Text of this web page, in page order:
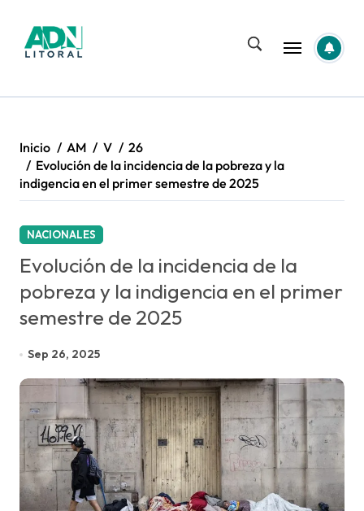
contenido
Inicio AM V
26
Evolución de la incidencia de la pobreza y la
indigencia en el primer semestre de 2025
NACIONALES
Evolución de la incidencia de la
pobreza y la indigencia en el primer
semestre de 2025
Sep 26, 2025